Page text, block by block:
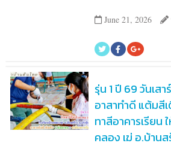
June 21, 2026
รุ่น 1 ปี 69 วันเส
อาสาทำดี แต้มสี
ทาสีอาคารเรียน
คลอง เฆ่ อ.บ้าน